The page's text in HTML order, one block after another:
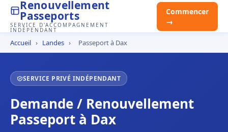
Renouvellement
Passeports
SERVICE D'ACCOMPAGNEMENT
INDÉPENDANT
Commencer
→
Accueil › Landes › Passeport à Dax
SERVICE PRIVÉ INDÉPENDANT
Demande / Renouvellement
Passeport à Dax